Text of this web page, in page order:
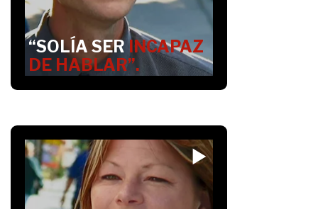
“SOLÍA SER INCAPAZ
DE HABLAR”.